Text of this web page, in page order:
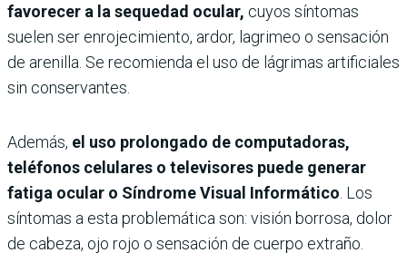
favorecer a la sequedad ocular, cuyos síntomas
suelen ser enrojecimiento, ardor, lagrimeo o sensación
de arenilla. Se recomienda el uso de lágrimas artificiales
sin conservantes.
Además, el uso prolongado de computadoras,
teléfonos celulares o televisores puede generar
fatiga ocular o Síndrome Visual Informático . Los
síntomas a esta problemática son: visión borrosa, dolor
de cabeza, ojo rojo o sensación de cuerpo extraño.